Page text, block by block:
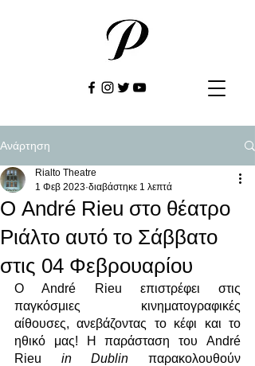
Ανάρτηση
Ο André Rieu στο θέατρο
Ριάλτο αυτό το Σάββατο
στις 04 Φεβρουαρίου
Rialto Theatre
1 Φεβ 2023 διαβάστηκε 1 λεπτά
O André Rieu επιστρέφει στις
παγκόσμιες κινηματογραφικές
αίθουσες, ανεβάζοντας το κέφι και το
ηθικό μας! Η παράσταση του André
Rieu in Dublin παρακολουθούν